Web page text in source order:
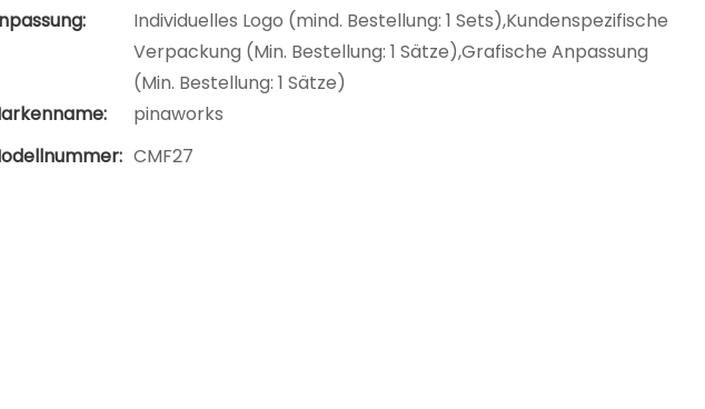
Individuelles Logo (mind. Bestellung: 1 Sets),Kundenspezifische
Verpackung (Min. Bestellung: 1 Sätze),Grafische Anpassung
(Min. Bestellung: 1 Sätze)
pinaworks
CMF27